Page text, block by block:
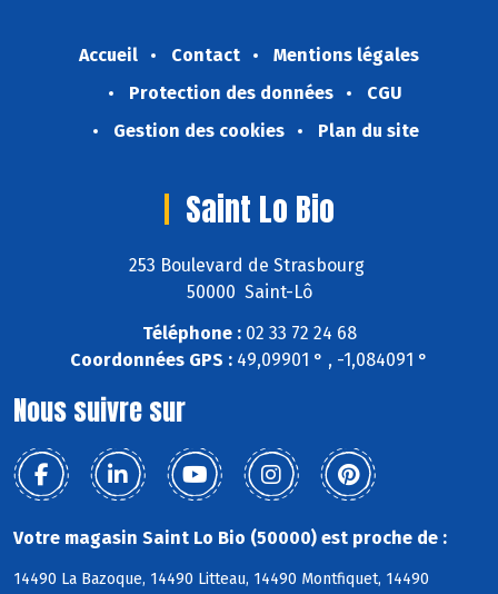
Accueil Contact
Mentions légales
Protection des données
CGU
Gestion des cookies
Plan du site
Saint Lo Bio
253 Boulevard de Strasbourg
50000 Saint-Lô
Téléphone :02 33 72 24 68
Coordonnées GPS : 49,09901 ° , -1,084091 °
Nous suivre sur
Votre magasin Saint Lo Bio (50000) est proche de :
14490 La Bazoque, 14490 Litteau, 14490 Montfiquet, 14490